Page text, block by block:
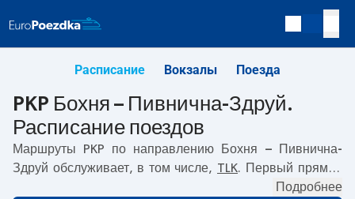
Расписание Вокзалы Поезда
PKP Бохня – Пивнична-Здруй.
Расписание поездов
Маршруты PKP по направлению
Бохня – Пивнична-
Здруй обслуживает, в том числе, TLK. Первый прямой
с вокзала PKP Бохня.
Подробнее